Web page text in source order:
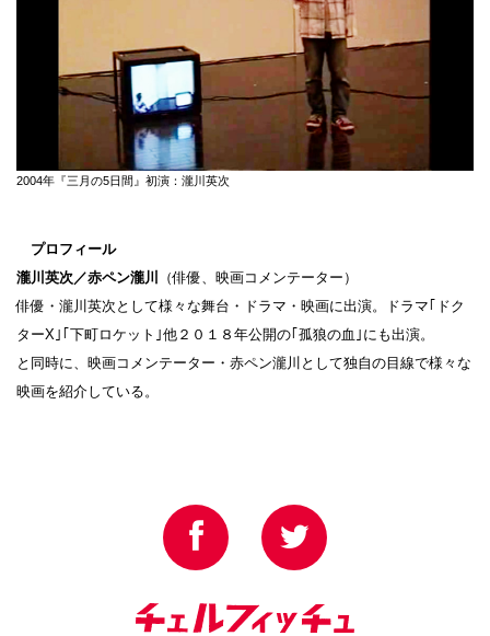
2004年『三月の5日間』初演：瀧川英次
プロフィール
瀧川英次／赤ペン瀧川
（俳優、映画コメンテーター）
俳優・瀧川英次として様々な舞台・ドラマ・映画に出演。ドラマ｢ドク
ターX｣｢下町ロケット｣他２０１８年公開の｢孤狼の血｣にも出演。
と同時に、映画コメンテーター・赤ペン瀧川として独自の目線で様々な
映画を紹介している。